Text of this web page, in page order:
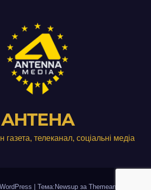
АНТЕНА
телеканал, соціальні медіа
Тема:Newsup за Themeansar